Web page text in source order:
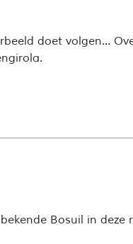
doet volgen...
Bosuil in